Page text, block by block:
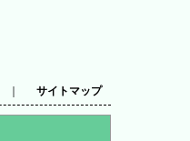
サイトマップ